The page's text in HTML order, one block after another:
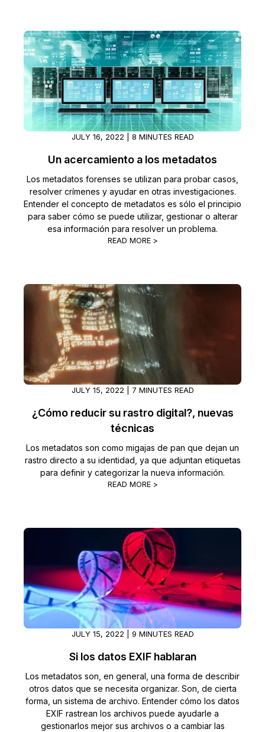
JULY 16, 2022 | 8 MINUTES READ
Un acercamiento a los metadatos
Los metadatos forenses se utilizan para probar casos,
resolver crímenes y ayudar en otras investigaciones.
Entender el concepto de metadatos es sólo el principio
para saber cómo se puede utilizar, gestionar o alterar
esa información para resolver un problema.
READ MORE >
JULY 15, 2022 | 7 MINUTES READ
¿Cómo reducir su rastro digital?, nuevas
técnicas
Los metadatos son como migajas de pan que dejan un
rastro directo a su identidad, ya que adjuntan etiquetas
para definir y categorizar la nueva información.
READ MORE >
JULY 15, 2022 | 9 MINUTES READ
Si los datos EXIF hablaran
Los metadatos son, en general, una forma de describir
otros datos que se necesita organizar. Son, de cierta
forma, un sistema de archivo. Entender cómo los datos
EXIF rastrean los archivos puede ayudarle a
gestionarlos mejor sus archivos o a cambiar las